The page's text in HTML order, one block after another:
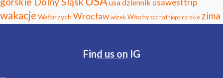
usa dziennik usawesttrip
wakacje Wałbrzych Wrocław wózek Włochy zachodniopomorskie zima
Find us on IG